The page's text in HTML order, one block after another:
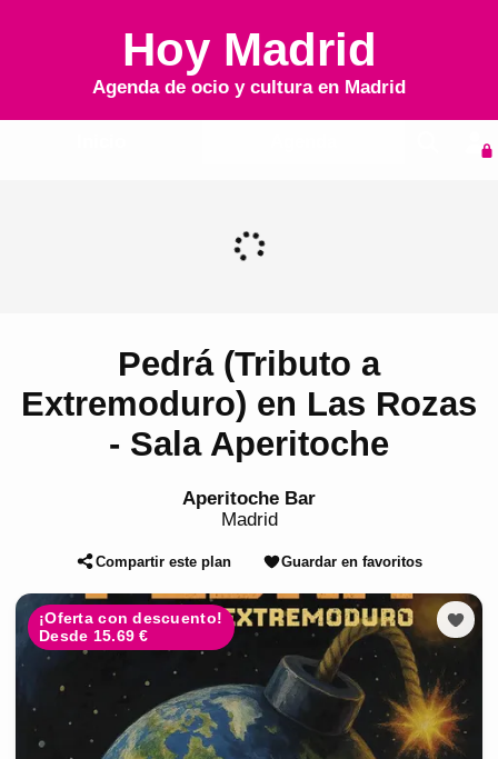
Hoy Madrid
Agenda de ocio y cultura en Madrid
Pedrá (Tributo a
Extremoduro) en Las Rozas
- Sala Aperitoche
Aperitoche Bar
Madrid
Compartir este plan Guardar en favoritos
¡Oferta con descuento!
Desde 15.69 €